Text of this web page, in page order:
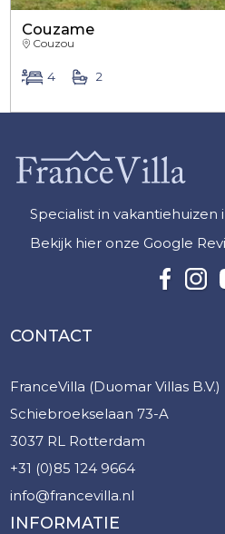
Couzame
Couzou
4 2
Specialist in vakantiehuizen
Bekijk hier onze Google
CONTACT
FranceVilla (Duomar Villas B.V.)
Schiebroekselaan 73-A
3037 RL Rotterdam
+31 (0)85 124 9664
info@francevilla.nl
INFORMATIE